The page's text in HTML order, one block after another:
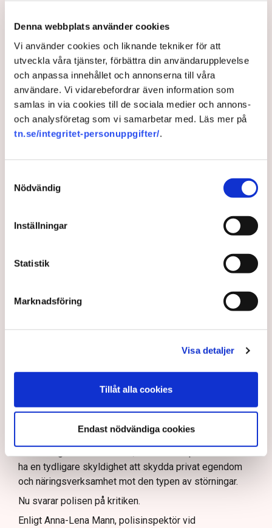
Denna webbplats använder cookies
Vi använder cookies och liknande tekniker för att
utveckla våra tjänster, förbättra din användarupplevelse
och anpassa innehållet och annonserna till våra
användare. Vi vidarebefordrar även information som
samlas in via cookies till de sociala medier och annons-
och analysföretag som vi samarbetar med. Läs mer på
tn.se/integritet-personuppgifter/.
Nödvändig
Inställningar
Statistik
Marknadsföring
Visa detaljer
Tillåt alla cookies
Endast nödvändiga cookies
maskiner – polisen kan inte
avvisa dem: ”Upptrappning
på helt ny nivå”
Näringsliv
AI-sammanfattning
Torvtäkten i Grimsås har stoppats av aktivister
sedan 28 juli.
Polisinspektör Anna-Lena Mann förklarar polisens
40 personer misstänks med cirka 120
Polisen använder drönare och uniformerad polis
Samtidigt är polisarbetet komplext när det gäller
att navigera juridiska rättigheter och gränser.
Polisen, som befinner sig på plats, kritiseras för att inte
agera tillräckligt då aktionerna kan fortgå för öppen ridå.
Rickard Axdorff på Svensk Torv, anser att polisens
skrev Tove Lifvendahl
att polisen ”behöver utveckla sina metoder för att
skydda tillståndsgivna verksamheter” mot sabotage,
På sociala medier ifrågasätts det om allemansrätten
bör ge utrymme för aktivister att blockera en
ha en tydligare skyldighet att skydda privat egendom
och näringsverksamhet mot den typen av störningar.
Nu svarar polisen på kritiken.
Enligt Anna-Lena Mann, polisinspektör vid